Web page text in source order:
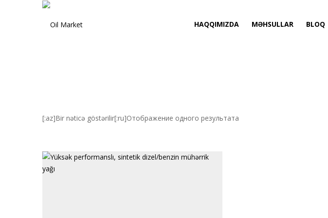
HAQQIMIZDA MƏHSULLAR BLOQ
[:az]Bir nəticə göstərilir[:ru]Отображение одного результата